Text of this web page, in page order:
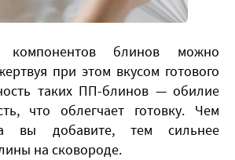
блинов можно
при этом вкусом готового
таких ПП-блинов — обилие
что облегчает готовку. Чем
вы добавите, тем сильнее
на сковороде.